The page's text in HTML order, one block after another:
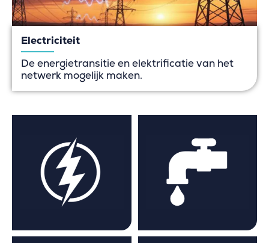
Electriciteit
De energietransitie en elektrificatie van het
netwerk mogelijk maken.